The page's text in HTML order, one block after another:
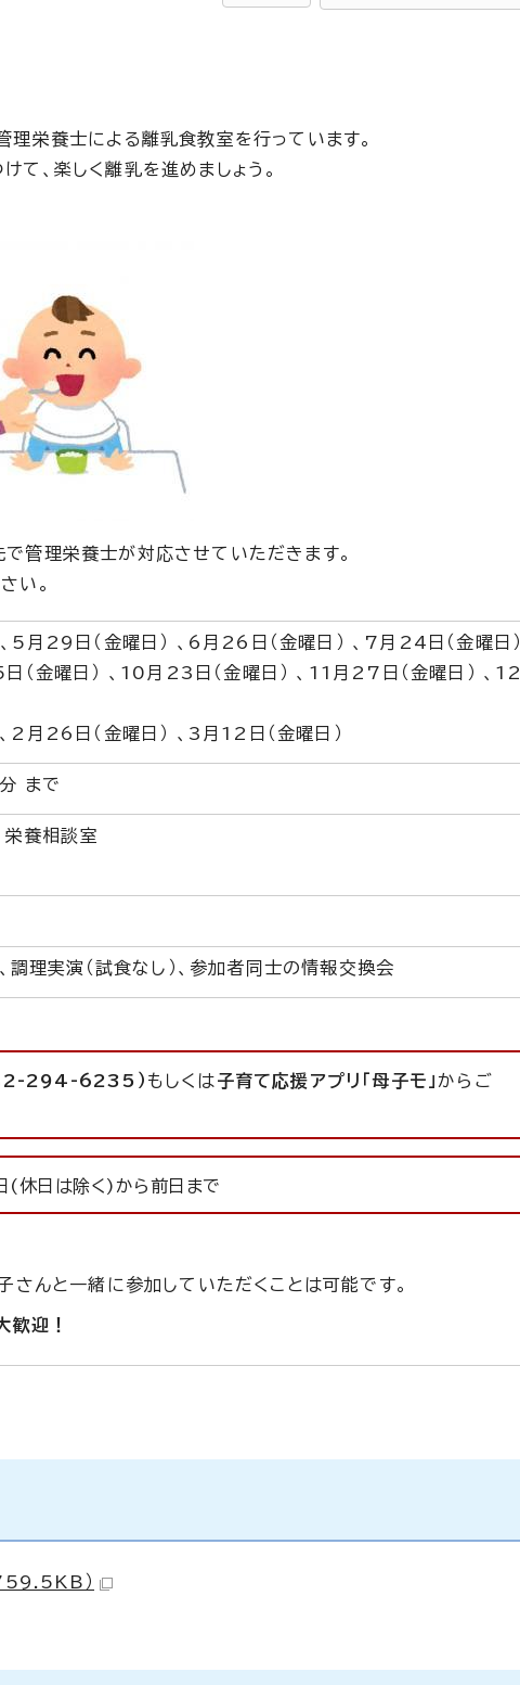
理栄養士による離乳食教室を行っています。
、楽しく離乳を進めましょう。
管理栄養士が対応させていただきます。
い。
月29日（金曜日） 、6月26日（金曜日） 、7月24日（金曜日）
（金曜日） 、10月23日（金曜日） 、11月27日（金曜日） 、12
月26日（金曜日） 、3月12日（金曜日）
まで
養相談室
理実演（試食なし）、参加者同士の情報交換会
294-6235） もしくは子育て応援アプリ「母子モ」 からご
(休日は除く)から前日まで
さんと一緒に参加していただくことは可能です。
歓迎！
）